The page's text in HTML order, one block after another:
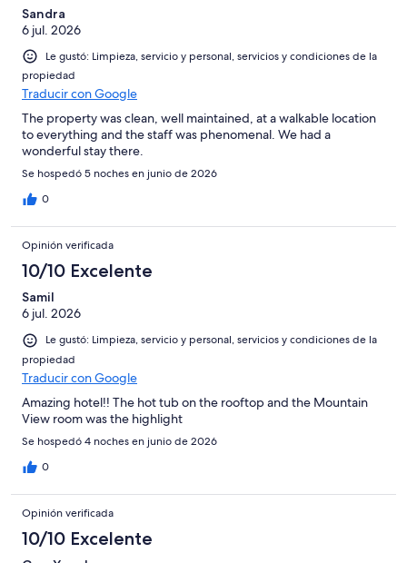
Sandra
6 jul. 2026
Le gustó: Limpieza, servicio y personal, servicios y condiciones de la
propiedad
Traducir con Google
The property was clean, well maintained, at a walkable location
to everything and the staff was phenomenal. We had a
wonderful stay there.
Se hospedó 5 noches en junio de 2026
0
Opinión verificada
10/10 Excelente
Samil
6 jul. 2026
Le gustó: Limpieza, servicio y personal, servicios y condiciones de la
propiedad
Traducir con Google
Amazing hotel!! The hot tub on the rooftop and the Mountain
View room was the highlight
Se hospedó 4 noches en junio de 2026
0
Opinión verificada
10/10 Excelente